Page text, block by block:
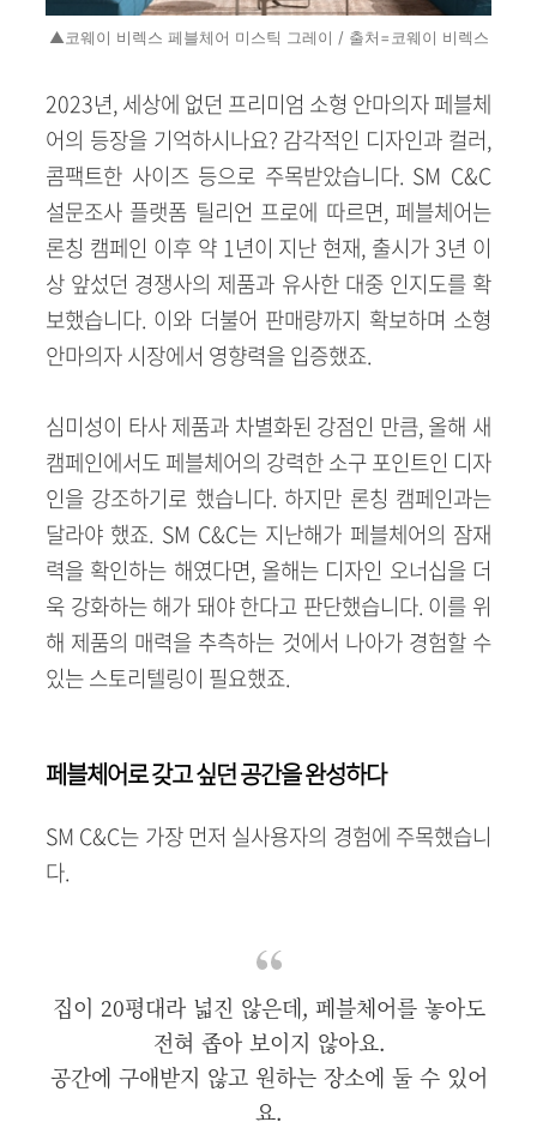
▲코웨이 비렉스 페블체어 미스틱 그레이 / 출처=코웨이 비렉스
2023년, 세상에 없던 프리미엄 소형 안마의자 페블체
어의 등장을 기억하시나요? 감각적인 디자인과 컬러,
콤팩트한 사이즈 등으로 주목받았습니다. SM C&C
설문조사 플랫폼 틸리언 프로에 따르면, 페블체어는
론칭 캠페인 이후 약 1년이 지난 현재, 출시가 3년 이
상 앞섰던 경쟁사의 제품과 유사한 대중 인지도를 확
보했습니다. 이와 더불어 판매량까지 확보하며 소형
안마의자 시장에서 영향력을 입증했죠.
심미성이 타사 제품과 차별화된 강점인 만큼, 올해 새
캠페인에서도 페블체어의 강력한 소구 포인트인 디자
인을 강조하기로 했습니다. 하지만 론칭 캠페인과는
달라야 했죠. SM C&C는 지난해가 페블체어의 잠재
력을 확인하는 해였다면, 올해는 디자인 오너십을 더
욱 강화하는 해가 돼야 한다고 판단했습니다. 이를 위
해 제품의 매력을 추측하는 것에서 나아가 경험할 수
있는 스토리텔링이 필요했죠.
페블체어로 갖고 싶던 공간을 완성하다
SM C&C는 가장 먼저 실사용자의 경험에 주목했습니
다.
집이 20평대라 넓진 않은데, 페블체어를 놓아도
전혀 좁아 보이지 않아요.
공간에 구애받지 않고 원하는 장소에 둘 수 있어
요.